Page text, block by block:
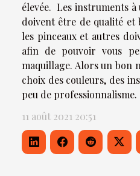
élevée. Les instruments
doivent être de qualité et
les pinceaux et autres
afin de pouvoir vous
maquillage. Alors un bon
choix des couleurs, des
peu de professionnalisme.
11 août 2021 20:51